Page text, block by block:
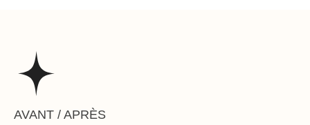
AVANT / APRÈS